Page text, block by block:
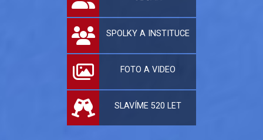
SPOLKY A INSTITUCE
FOTO A VIDEO
SLAVÍME 520 LET